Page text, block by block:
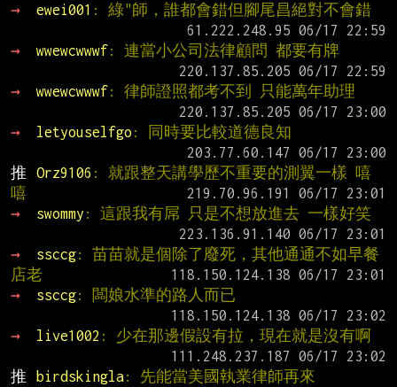
→
ewei001 : 綠"師，誰都會錯但腳尾昌絕對不會錯
→
wwewcwwwf: 連當小公司法律顧問 都要有牌
→
wwewcwwwf: 律師證照都考不到 只能萬年助理
→
letyouselfgo : 同時要比較道德良知
推
Orz9106 : 就跟整天講學歷不重要的測翼一樣 嘻
嘻
→
swommy : 這跟我有屌 只是不想放進去 一樣好笑
→
ssccg: 苗苗就是個除了廢死，其他通通不如早餐
店老
→
ssccg: 闆娘水準的路人而已
→
live1002 : 少在那邊假設有拉，現在就是沒有啊
推
birdskingla: 先能當美國執業律師再來